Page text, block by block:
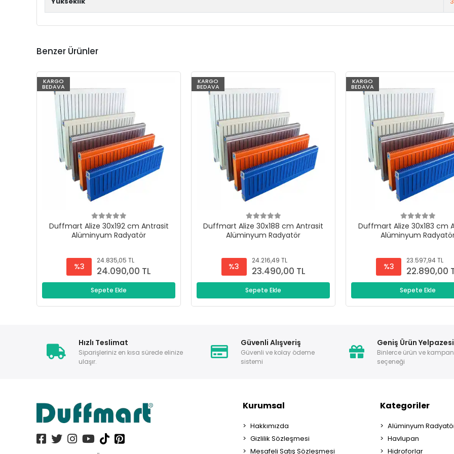
Benzer Ürünler
KARGO
BEDAVA
Duffmart Alize 30x192 cm Antrasit
Alüminyum Radyatör
%3
24.835,05 TL
24.090,00 TL
Sepete Ekle
KARGO
BEDAVA
Duffmart Alize 30x188 cm Antrasit
Alüminyum Radyatör
%3
24.216,49 TL
23.490,00 TL
Sepete Ekle
KARGO
BEDAVA
Duffmart Alize 30x183 cm
Alüminyum
%3
23.597,94 TL
22.890,00
Sepete Ekle
Hızlı Teslimat
Siparişleriniz en kısa sürede elinize
ulaşır.
Güvenli Alışveriş
Güvenli ve kolay ödeme
sistemi
Geniş Ürün Yelpazesi
Binlerce ürün ve
seçeneği
Kurumsal
Hakkımızda
Gizlilik Sözleşmesi
Mesafeli Satış Sözleşmesi
Kategoriler
Alüminyum
Havlupan
Hidroforlar